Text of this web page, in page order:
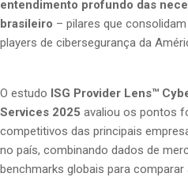
entendimento profundo das
brasileiro – pilares que
players de cibersegurança da
O estudo ISG Provider Lens™
Services 2025 avaliou os pontos
competitivos das principais
no país, combinando dados de
benchmarks globais para